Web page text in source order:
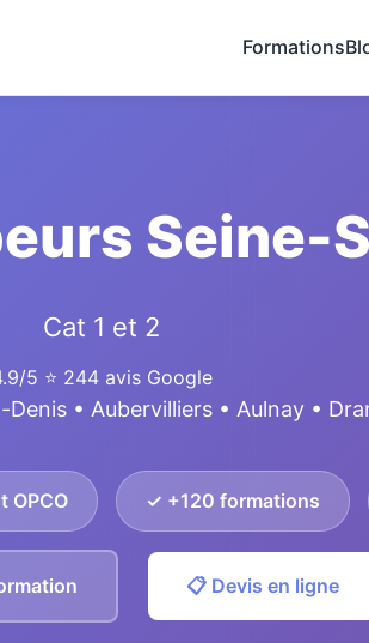
Formations
Seine-
Cat 1 et 2
5 ⭐ 244 avis Google
Denis • Aubervilliers • Aulnay •
OPCO ✓ +120 formations
📋 Devis en ligne